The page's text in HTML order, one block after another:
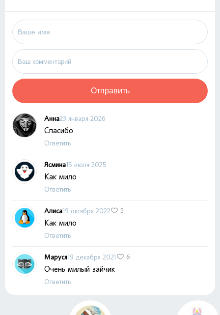
Отправить
Анна23 января 2026
Спасибо
Ответить
Ясмина15 июля 2025
Как мило
Ответить
Алиса19 октября 2022 5
Как мило
Ответить
Маруся19 декабря 2021 6
Очень милый зайчик
Ответить